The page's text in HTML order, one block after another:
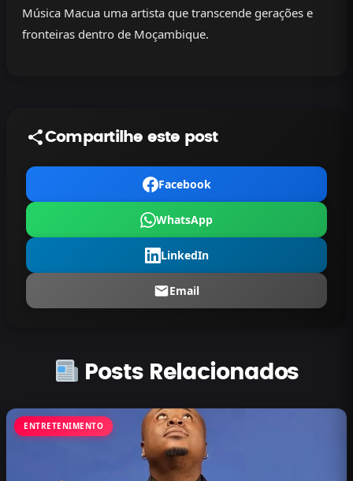
Música Macua uma artista que transcende gerações e
fronteiras dentro de Moçambique.
Compartilhe este post
Facebook
WhatsApp
LinkedIn
Email
Posts Relacionados
ENTRETENIMENTO